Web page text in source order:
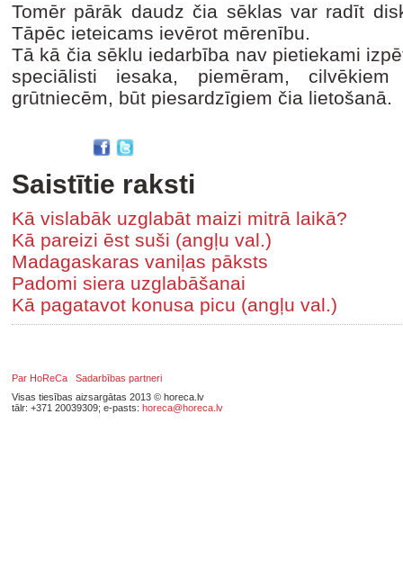
Tomēr pārāk daudz čia sēklas var radīt
Tāpēc ieteicams ievērot mērenību.
Tā kā čia sēklu iedarbība nav pietiekami
speciālisti iesaka, piemēram,
grūtniecēm, būt piesardzīgiem čia lietošanā.
Saistītie raksti
Kā vislabāk uzglabāt maizi mitrā laikā?
Kā pareizi ēst suši (angļu val.)
Madagaskaras vaniļas pāksts
Padomi siera uzglabāšanai
Kā pagatavot konusa picu (angļu val.)
Par HoReCa
Sadarbības partneri
Visas tiesības aizsargātas 2013 © horeca.lv
tālr: +371 20039309; e-pasts: horeca@horeca.lv